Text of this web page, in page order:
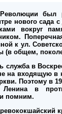
был
нового сада
вокруг
к ул.
(в общем,
служба в
на входящую в
Поэтому в
Ленина в
помним.